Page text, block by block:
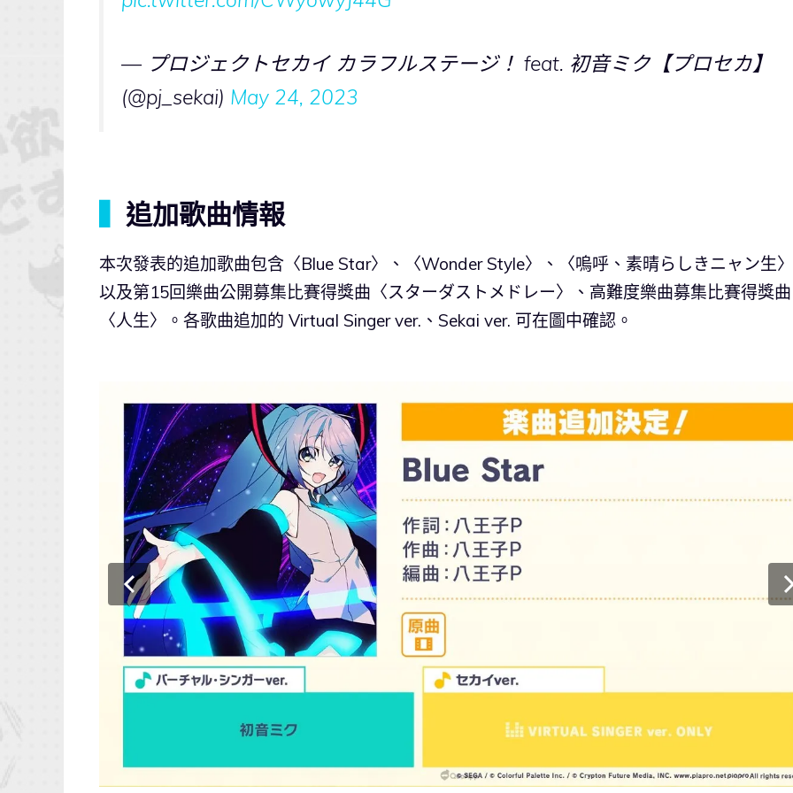
— プロジェクトセカイ カラフルステージ！ feat. 初音ミク【プロセカ】
(@pj_sekai) May 24, 2023
追加歌曲情報
本次發表的追加歌曲包含〈Blue Star〉、〈Wonder Style〉、〈嗚呼、素晴らしきニャン生
以及第15回樂曲公開募集比賽得獎曲〈スターダストメドレー〉、高難度樂曲募集比賽得獎曲
〈人生〉。各歌曲追加的 Virtual Singer ver.、Sekai ver. 可在圖中確認。